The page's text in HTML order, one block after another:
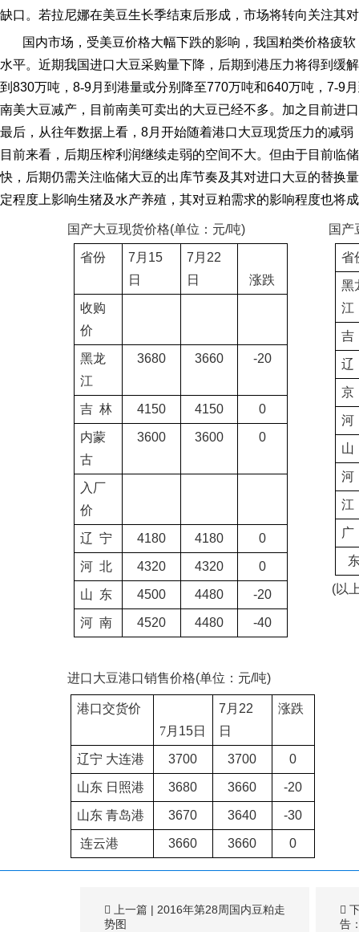
缺口。若拉尼娜在美豆生长季结束后形成，市场将转向关注其
国内市场，受美豆价格大幅下跌的影响，我国粕类价格疲
水平。近期我国进口大豆采购量下降，后期到港压力将得到缓
到 830万吨， 8‐9月到港量或分别降至770万吨和640万吨， 7‐9
南美大豆减产，目前南美可卖出的大豆已经不多。加之目前进
最后，从往年数据上看， 8月开始随着港口大豆现货压力的减
目前来看，后期压榨利润继续走弱的空间不大。但由于目前临
快，后期仍需关注临储大豆的出库节奏及其对进口大豆的替换
定程度上影响生猪及水产养殖，其对豆粕需求的影响程度也将
国产大豆现货价格(单位：元/吨)
省份 7 月 15
日
7 月 22
日
涨跌
收购
价
黑龙
江
3680 3660 -20
吉 林 4150 4150 0
内蒙
古
3600 3600 0
入厂
价
辽 宁 4180 4180 0
河 北 4320 4320 0
山 东 4500 4480 -20
河 南 4520 4480 -40
进口大豆港口销售价格(单位：元/吨)
港口交货价
7月 15日
7 月 22
日
涨跌
辽宁 大连港 3700 3700 0
山东 日照港 3680 3660 -20
山东 青岛港 3670 3640 -30
连云港 3660 3660 0
国产
省
黑
江
吉
辽
京
河
山
河
江
广
(以
上一篇 | 2016年第28周国内豆粕走
势图
告